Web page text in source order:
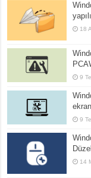
18
9
9
14